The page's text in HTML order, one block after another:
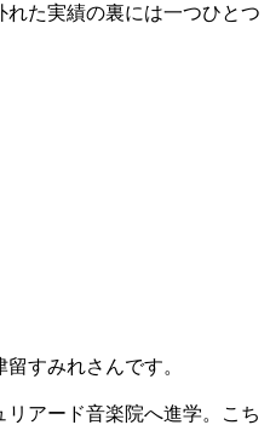
た実績の裏には一つひとつ
すみれさんです。
アード音楽院へ進学。こち